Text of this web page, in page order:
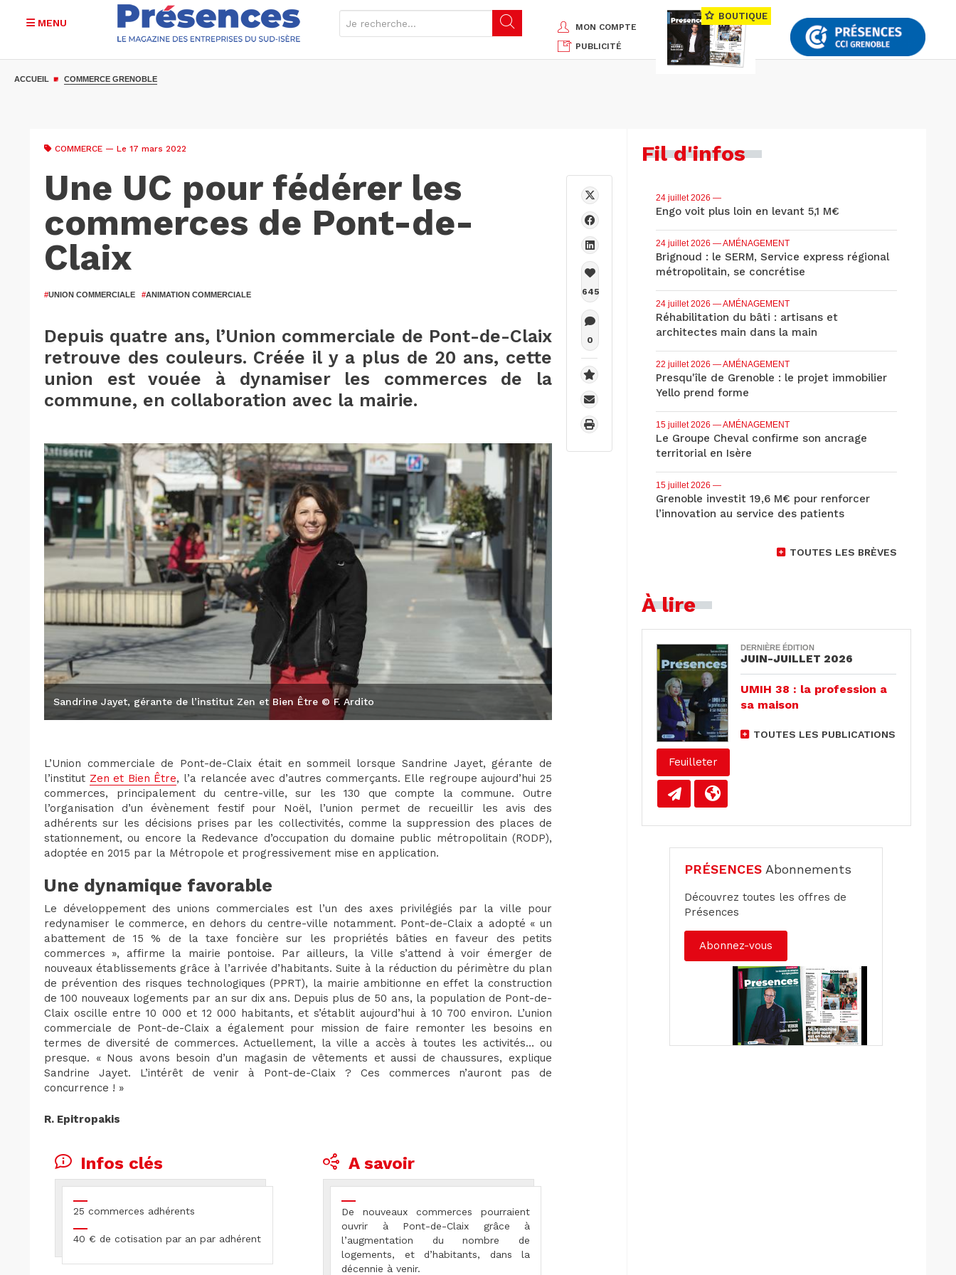
MENU
MON COMPTE
PUBLICITÉ
BOUTIQUE
ACCUEIL COMMERCE GRENOBLE
COMMERCE — Le 17 mars 2022
Une UC pour fédérer les
commerces de Pont-de-
Claix
#UNION COMMERCIALE #ANIMATION COMMERCIALE
Depuis quatre ans, l’Union commerciale de Pont-de-Claix
retrouve des couleurs. Créée il y a plus de 20 ans, cette
union est vouée à dynamiser les commerces de la
commune, en collaboration avec la mairie.
Sandrine Jayet, gérante de l’institut Zen et Bien Être © F. Ardito
L’Union commerciale de Pont-de-Claix était en sommeil lorsque Sandrine Jayet, gérante de
l’institut Zen et Bien Être, l’a relancée avec d’autres commerçants. Elle regroupe aujourd’hui 25
commerces, principalement du centre-ville, sur les 130 que compte la commune. Outre
l’organisation d’un évènement festif pour Noël, l’union permet de recueillir les avis des
adhérents sur les décisions prises par les collectivités, comme la suppression des places de
stationnement, ou encore la Redevance d’occupation du domaine public métropolitain (RODP),
adoptée en 2015 par la Métropole et progressivement mise en application.
Une dynamique favorable
Le développement des unions commerciales est l’un des axes privilégiés par la ville pour
redynamiser le commerce, en dehors du centre-ville notamment. Pont-de-Claix a adopté « un
abattement de 15 % de la taxe foncière sur les propriétés bâties en faveur des petits
commerces », affirme la mairie pontoise. Par ailleurs, la Ville s’attend à voir émerger de
nouveaux établissements grâce à l’arrivée d’habitants. Suite à la réduction du périmètre du plan
de prévention des risques technologiques (PPRT), la mairie ambitionne en effet la construction
de 100 nouveaux logements par an sur dix ans. Depuis plus de 50 ans, la population de Pont-de-
Claix oscille entre 10 000 et 12 000 habitants, et s’établit aujourd’hui à 10 700 environ. L’union
commerciale de Pont-de-Claix a également pour mission de faire remonter les besoins en
termes de diversité de commerces. Actuellement, la ville a accès à toutes les activités… ou
presque. « Nous avons besoin d’un magasin de vêtements et aussi de chaussures, explique
Sandrine Jayet. L’intérêt de venir à Pont-de-Claix ? Ces commerces n’auront pas de
concurrence ! »
R. Epitropakis
Infos clés
25 commerces adhérents
40 € de cotisation par an par adhérent
A savoir
De nouveaux commerces pourraient
ouvrir à Pont-de-Claix grâce à
l’augmentation du nombre de
logements, et d’habitants, dans la
décennie à venir.
645
0
Fil d'infos
24 juillet 2026 —
Engo voit plus loin en levant 5,1 M€
24 juillet 2026 — AMÉNAGEMENT
Brignoud : le SERM, Service express régional
métropolitain, se concrétise
24 juillet 2026 — AMÉNAGEMENT
Réhabilitation du bâti : artisans et
architectes main dans la main
22 juillet 2026 — AMÉNAGEMENT
Presqu'île de Grenoble : le projet immobilier
Yello prend forme
15 juillet 2026 — AMÉNAGEMENT
Le Groupe Cheval confirme son ancrage
territorial en Isère
15 juillet 2026 —
Grenoble investit 19,6 M€ pour renforcer
l’innovation au service des patients
TOUTES LES BRÈVES
À lire
Feuilleter
DERNIÈRE ÉDITION
JUIN-JUILLET 2026
UMIH 38 : la profession a
sa maison
TOUTES LES PUBLICATIONS
PRÉSENCES Abonnements
Découvrez toutes les offres de
Présences
Abonnez-vous